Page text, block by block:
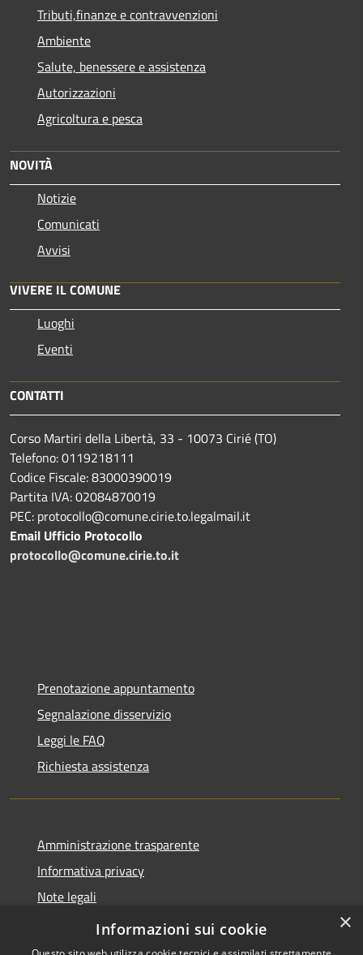
Tributi,finanze e contravvenzioni
Ambiente
Salute, benessere e assistenza
Autorizzazioni
Agricoltura e pesca
NOVITÀ
Notizie
Comunicati
Avvisi
VIVERE IL COMUNE
Luoghi
Eventi
CONTATTI
Corso Martiri della Libertà, 33 - 10073 Cirié (TO)
Telefono: 0119218111
Codice Fiscale: 83000390019
Partita IVA: 02084870019
PEC: protocollo@comune.cirie.to.legalmail.it
Email Ufficio Protocollo
protocollo@comune.cirie.to.it
Prenotazione appuntamento
Segnalazione disservizio
Leggi le FAQ
Richiesta assistenza
Amministrazione trasparente
Informativa privacy
Note legali
Dichiarazione di accessibilità
×
Informazioni sui cookie